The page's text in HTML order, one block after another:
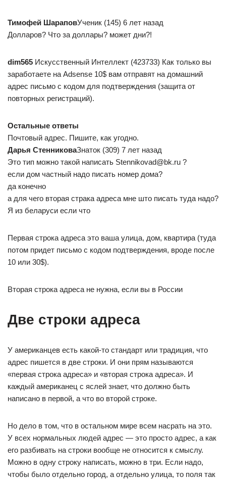
Тимофей ШараповУченик (145) 6 лет назад
Долларов? Что за доллары? может дни?!
dim565 Искусственный Интеллект (423733) Как только вы
заработаете на Adsense 10$ вам отправят на домашний
адрес письмо с кодом для подтверждения (защита от
повторных регистраций).
Остальные ответы
Почтовый адрес. Пишите, как угодно.
Дарья СтенниковаЗнаток (309) 7 лет назад
Это тип можно такой написать Stennikovad@bk.ru ?
если дом частный надо писать номер дома?
да конечно
а для чего вторая страка адреса мне што писать туда надо?
Я из беларуси если что
Первая строка адреса это ваша улица, дом, квартира (туда
потом придет письмо с кодом подтверждения, вроде после
10 или 30$).
Вторая строка адреса не нужна, если вы в России
Две строки адреса
У американцев есть какой-то стандарт или традиция, что
адрес пишется в две строки. И они прям называются
«первая строка адреса» и «вторая строка адреса». И
каждый американец с яслей знает, что должно быть
написано в первой, а что во второй строке.
Но дело в том, что в остальном мире всем насрать на это.
У всех нормальных людей адрес — это просто адрес, а как
его разбивать на строки вообще не относится к смыслу.
Можно в одну строку написать, можно в три. Если надо,
чтобы было отдельно город, а отдельно улица, то поля так